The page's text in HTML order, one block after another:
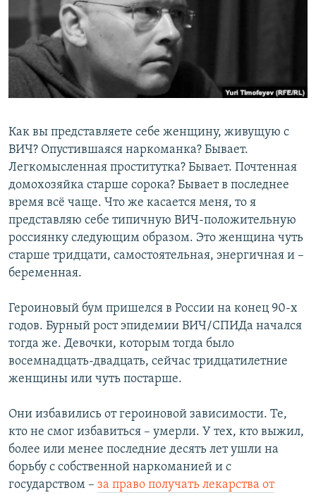
РАСПИСАНИЕ ВЕЩАНИЯ
ПОДПИШИТЕСЬ НА РАССЫЛКУ
СОЦИАЛЬНЫЕ СЕТИ
Все сайты РСЕ/РС
Как вы представляете себе женщину, живущую с
ВИЧ? Опустившаяся наркоманка? Бывает.
Легкомысленная проститутка? Бывает. Почтенная
домохозяйка старше сорока? Бывает в последнее
время всё чаще. Что же касается меня, то я
представляю себе типичную ВИЧ-положительную
россиянку следующим образом. Это женщина чуть
старше тридцати, самостоятельная, энергичная и –
беременная.
Героиновый бум пришелся в России на конец 90-х
годов. Бурный рост эпидемии ВИЧ/СПИДа начался
тогда же. Девочки, которым тогда было
восемнадцать-двадцать, сейчас тридцатилетние
женщины или чуть постарше.
Они избавились от героиновой зависимости. Те,
кто не смог избавиться – умерли. У тех, кто выжил,
более или менее последние десять лет ушли на
борьбу с собственной наркоманией и с
государством – за право получать лекарства от